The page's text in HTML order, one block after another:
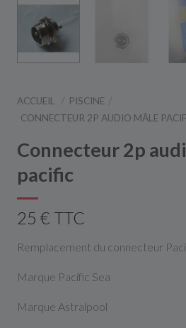
ACCUEIL
PISCINE
CONNECTEUR 2P AUDIO MÂLE
Connecteur 2p
pacific
25 € TTC
Remplacement du connecteur
Marque Pacific Sea
Marque Astralpool